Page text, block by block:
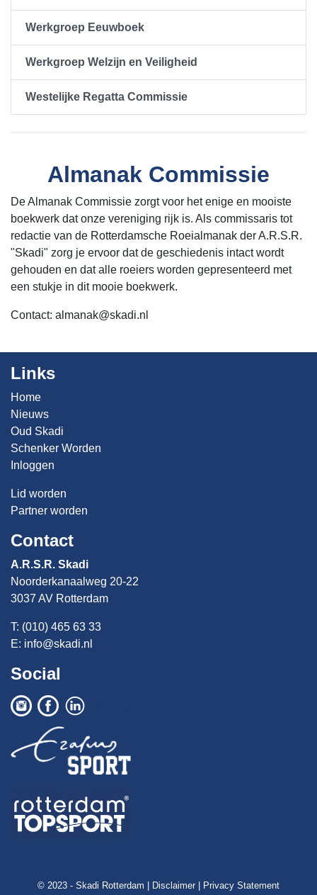
Werkgroep Eeuwboek
Werkgroep Welzijn en Veiligheid
Westelijke Regatta Commissie
Almanak Commissie
De Almanak Commissie zorgt voor het enige en mooiste
boekwerk dat onze vereniging rijk is. Als commissaris tot
redactie van de Rotterdamsche Roeialmanak der A.R.S.R.
"Skadi" zorg je ervoor dat de geschiedenis intact wordt
gehouden en dat alle roeiers worden gepresenteerd met
een stukje in dit mooie boekwerk.
Contact: almanak@skadi.nl
Links
Home
Nieuws
Oud Skadi
Schenker Worden
Inloggen
Lid worden
Partner worden
Contact
A.R.S.R. Skadi
Noorderkanaalweg 20-22
3037 AV Rotterdam
T: (010) 465 63 33
E: info@skadi.nl
Social
© 2023 - Skadi Rotterdam | Disclaimer | Privacy Statement